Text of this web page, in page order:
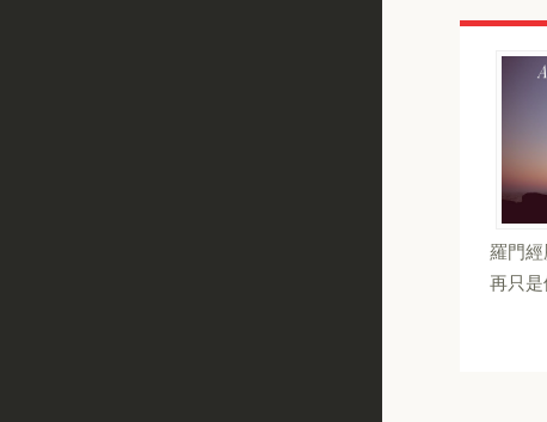
羅門
再只